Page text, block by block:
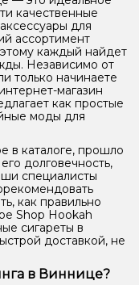
качественные
для
ассортимент
каждый найдет
Независимо от
только начинаете
магазин
как простые
моды для
в каталоге, прошло
долговечность,
специалисты
как правильно
Shop Hookah
сигареты в
доставкой, не
в Виннице?